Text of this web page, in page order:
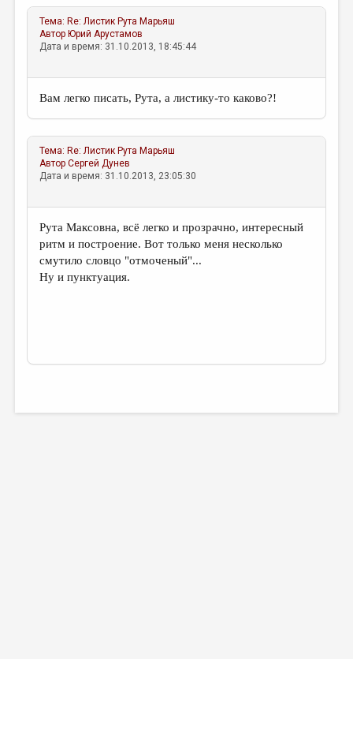
Тема: Re: Листик Рута Марьяш
Автор Юрий Арустамов
Дата и время: 31.10.2013, 18:45:44
Вам легко писать, Рута, а листику-то каково?!
Тема: Re: Листик Рута Марьяш
АвторСергей Дунев
Дата и время: 31.10.2013, 23:05:30
Рута Максовна, всё легко и прозрачно, интересный
ритм и построение. Вот только меня несколько
смутило словцо "отмоченый"...
Ну и пунктуация.